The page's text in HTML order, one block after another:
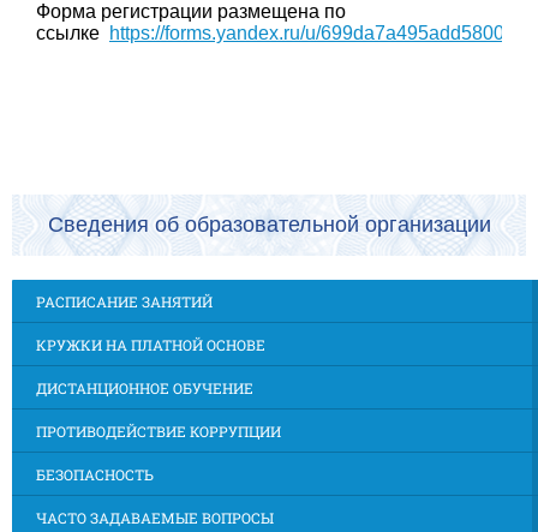
Форма регистрации размещена по
ссылке https://forms.yandex.ru/u/
Сведения об образовательной организации
РАСПИСАНИЕ ЗАНЯТИЙ
КРУЖКИ НА ПЛАТНОЙ ОСНОВЕ
ДИСТАНЦИОННОЕ ОБУЧЕНИЕ
ПРОТИВОДЕЙСТВИЕ КОРРУПЦИИ
БЕЗОПАСНОСТЬ
ЧАСТО ЗАДАВАЕМЫЕ ВОПРОСЫ